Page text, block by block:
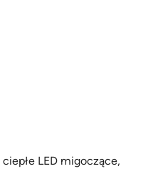
ciepłe LED migoczące,